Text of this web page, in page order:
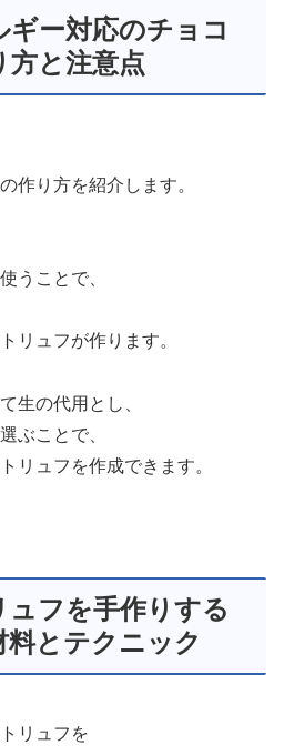
ギー対応のチョコ
方と注意点
作り方を紹介します。
うことで、
リュフが作ります。
生の代用とし、
ぶことで、
リュフを作成できます。
フを手作りする
とテクニック
リュフを